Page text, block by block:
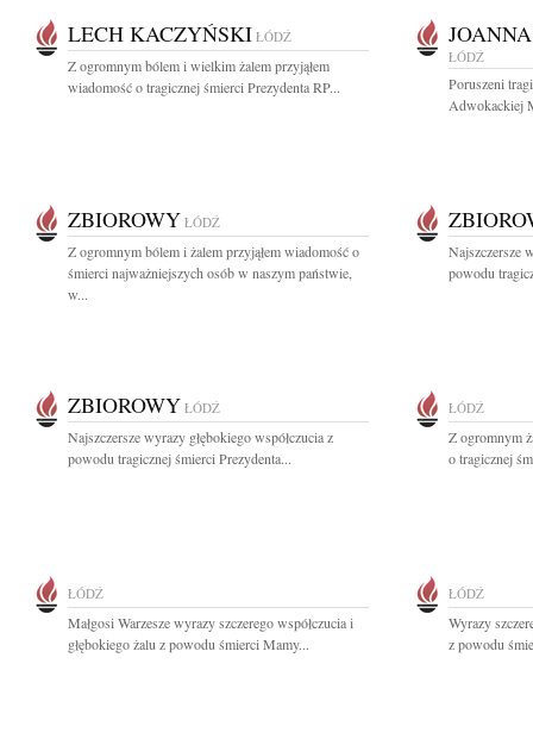
LECH KACZYŃSKI ŁÓDŹ
Z ogromnym bólem i wielkim żalem przyjąłem
wiadomość o tragicznej śmierci Prezydenta RP...
ŁÓDŹ
Poruszeni
Adwokackiej
ZBIOROWY ŁÓDŹ
Z ogromnym bólem i żalem przyjąłem wiadomość o
śmierci najważniejszych osób w naszym państwie,
w...
Najszczersze
powodu
ZBIOROWY ŁÓDŹ
Najszczersze wyrazy głębokiego współczucia z
powodu tragicznej śmierci Prezydenta...
ŁÓDŹ
Z ogromnym
o tragicznej
ŁÓDŹ
Małgosi Warzesze wyrazy szczerego współczucia i
głębokiego żalu z powodu śmierci Mamy...
ŁÓDŹ
Wyrazy
z powodu